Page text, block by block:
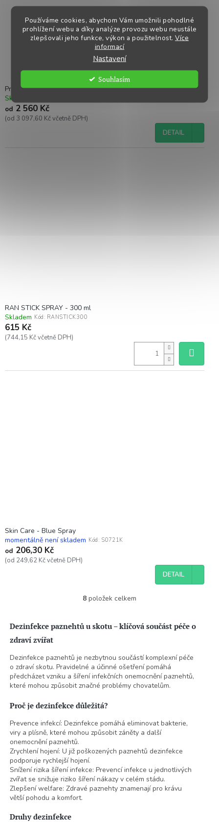
Používáme cookies, abychom Vám umožnili pohodlné
prohlížení webu a díky analýze provozu webu neustále
zlepšovali jeho funkce, výkon a použitelnost. Více
informací
Nastavení
Souhlasím
Progres 4x4
Skladem
od 2 560 Kč
(od 3 097,60 Kč včetně DPH)
DETAIL
RAN STICK SPRAY - 300 ml
Skladem Kód: RANSTICK300
615 Kč
(744,15 Kč včetně DPH)
Skin Care - Blue Spray
momentálně není skladem Kód: S0721K
od 206,30 Kč
(od 249,62 Kč včetně DPH)
DETAIL
O
á
c
í
p
r
v
ý
i
u
8 položek celkem
Dezinfekce paznehtů u skotu – klíčová součást péče o
zdraví zvířat
Dezinfekce paznehtů je nezbytnou součástí komplexní péče
o zdraví skotu. Pravidelné a účinné ošetření pomáhá
předcházet vzniku a šíření infekčních onemocnění paznehtů,
které mohou způsobit značné problémy chovatelům.
Proč je dezinfekce důležitá?
Prevence infekcí: Dezinfekce pomáhá eliminovat bakterie,
viry a plísně, které mohou způsobit záněty a další
onemocnění paznehtů.
Zrychlení hojení: U již poškozených paznehtů dezinfekce
podporuje rychlejší hojení.
Snížení rizika šíření infekce: Prevencí infekce u jednotlivých
zvířat se snižuje riziko šíření nákazy v celém stádu.
Zlepšení welfare: Zdravé paznehty znamenají pro krávu
větší pohodu a komfort.
Druhy dezinfekce